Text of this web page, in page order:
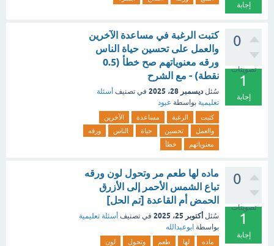
إجابة
0
تصويتات
1
إجابة
كتبت الرغبة في مساعدة الآخرين
والعمل على تحسين حياة الناس
ورقه معنوياتهم صح خطأ (0.5
نقطة) - مع الشرح
سُئل ديسمبر 28، 2025 في تصنيف أسئلة
تعليمية بواسطة عبود
كتبت الرغبة مساعدة
الآخرين
والعمل
تحسين حياة الناس
ورقه
معنوياتهم
خطأ
0
تصويتات
1
إجابة
ماده لها طعم مر وتحول لون ورقه
تباع الشمس الأحمر إلى الأزرق
الحمض أم القاعدة [تم الحل]
سُئل أكتوبر 25، 2025 في تصنيف أسئلة تعليمية
بواسطة ابوعبدالله
ماده لها طعم وتحول
لون